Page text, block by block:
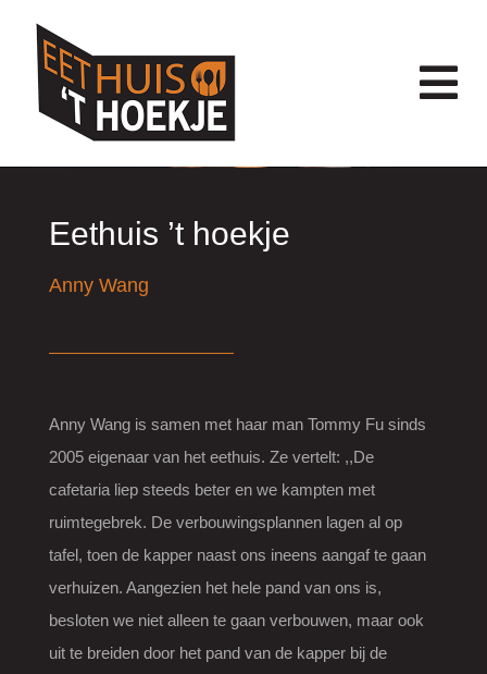
inhoud
BESTELLEN
SPECIALS
SFEERIMPRESSIE
CONTACT
Eethuis ’t hoekje
Anny Wang
Anny Wang is samen met haar man Tommy Fu sinds
2005 eigenaar van het eethuis. Ze vertelt: ,,De
cafetaria liep steeds beter en we kampten met
ruimtegebrek. De verbouwingsplannen lagen al op
tafel, toen de kapper naast ons ineens aangaf te gaan
verhuizen. Aangezien het hele pand van ons is,
besloten we niet alleen te gaan verbouwen, maar ook
uit te breiden door het pand van de kapper bij de